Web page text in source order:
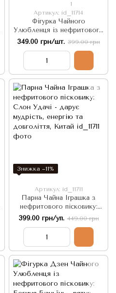
1
Артикул: id_11714
Фігурка Чайного
Улюбленця із нефритового
пісковику: Крилатий Лев
Pixiu - притягує Багатство,
349.00 грн/шт. 399.00 грн
Знижка −11%
Артикул: id_11711
Парна Чайна Іграшка з
нефритового пісковику:
Слон Удачі - дарує
мудрість, енергію та
довголіття, Китай
399.00 грн/уп. 449.00 грн